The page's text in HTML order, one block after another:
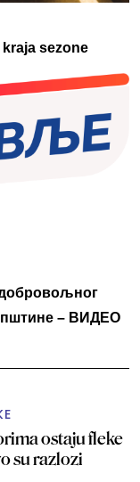
sezone
добровољног
– ВИДЕО
ostaju fleke
su razlozi